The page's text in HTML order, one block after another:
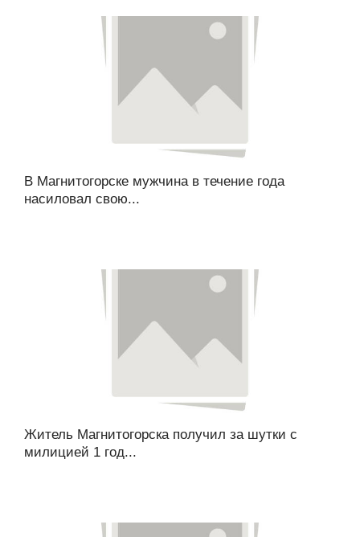
В Магнитогорске мужчина в течение года
насиловал свою...
Житель Магнитогорска получил за шутки с
милицией 1 год...